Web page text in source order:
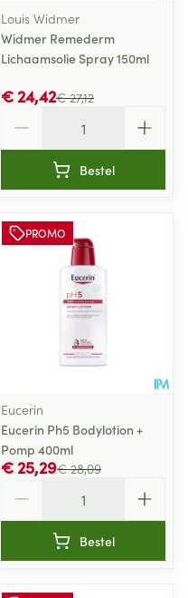
Louis Widmer
Widmer Remederm
Lichaamsolie Spray 150ml
€ 27,12
€ 24,42
Bestel
PROMO
Eucerin
Eucerin Ph5 Bodylotion +
Pomp 400ml
€ 28,09
€ 25,29
Bestel